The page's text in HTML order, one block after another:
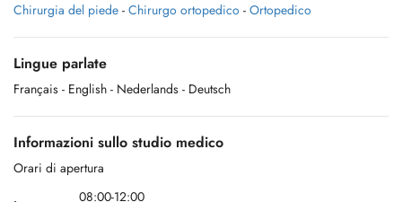
Chirurgia del piede - Chirurgo ortopedico - Ortopedico
Lingue parlate
Français - English - Nederlands - Deutsch
Informazioni sullo studio medico
Orari di apertura
08:00-12:00